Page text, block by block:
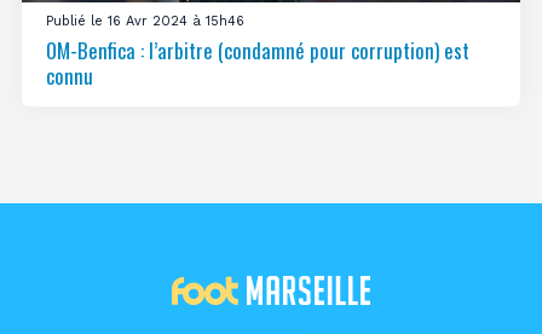
Publié le 16 Avr 2024 à 15h46
OM-Benfica : l’arbitre (condamné pour corruption) est
connu